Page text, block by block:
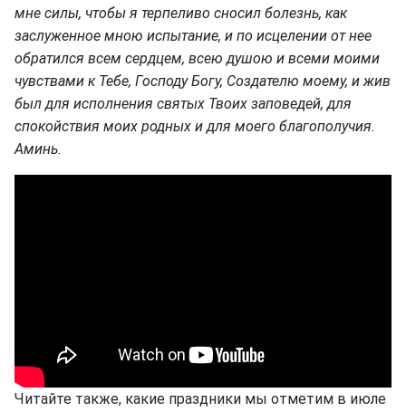
мне силы, чтобы я терпеливо сносил болезнь, как
заслуженное мною испытание, и по исцелении от нее
обратился всем сердцем, всею душою и всеми моими
чувствами к Тебе, Господу Богу, Создателю моему, и жив
был для исполнения святых Твоих заповедей, для
спокойствия моих родных и для моего благополучия.
Аминь.
Читайте также, какие праздники мы отметим в июле